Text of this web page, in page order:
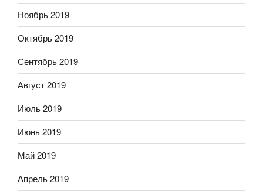
Ноябрь 2019
Октябрь 2019
Сентябрь 2019
Август 2019
Июль 2019
Июнь 2019
Май 2019
Апрель 2019